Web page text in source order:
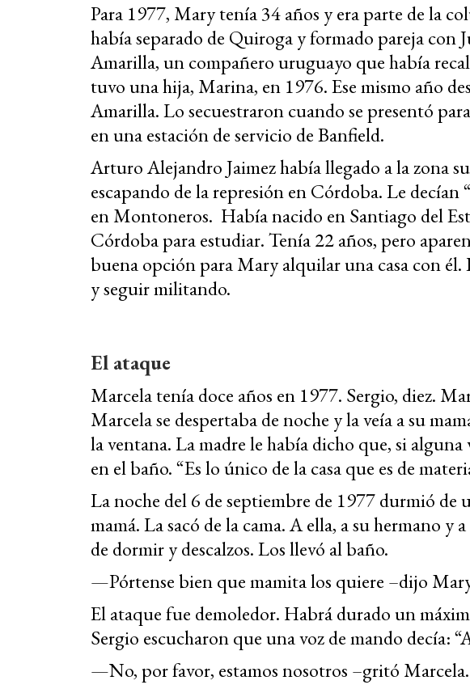
Para 1977, Mary tenía 34 años y era parte de la
había separado de Quiroga y formado pareja con
Amarilla, un compañero uruguayo que había
tuvo una hija, Marina, en 1976. Ese mismo año
Amarilla. Lo secuestraron cuando se presentó
en una estación de servicio de Banfield.
Arturo Alejandro Jaimez había llegado a la zona
escapando de la represión en Córdoba. Le
en Montoneros. Había nacido en Santiago del
Córdoba para estudiar. Tenía 22 años, pero
buena opción para Mary alquilar una casa con él.
y seguir militando.
El ataque
Marcela tenía doce años en 1977. Sergio, diez.
Marcela se despertaba de noche y la veía a su
la ventana. La madre le había dicho que, si alguna
en el baño. “Es lo único de la casa que es de
La noche del 6 de septiembre de 1977 durmió de
mamá. La sacó de la cama. A ella, a su hermano y
de dormir y descalzos. Los llevó al baño.
—Pórtense bien que mamita los quiere –dijo
El ataque fue demoledor. Habrá durado un
Sergio escucharon que una voz de mando decía:
—No, por favor, estamos nosotros –gritó Marcela.